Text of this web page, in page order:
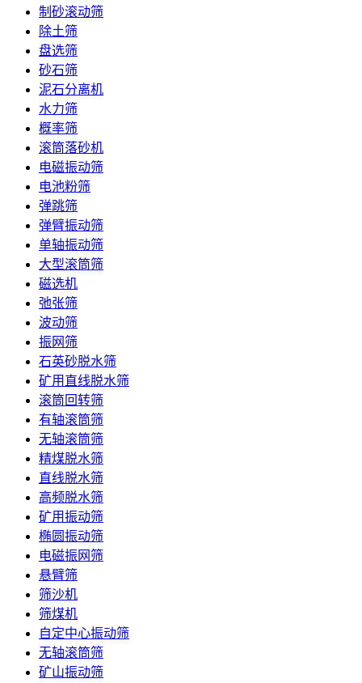
制砂滚动筛
除土筛
盘选筛
砂石筛
泥石分离机
水力筛
概率筛
滚筒落砂机
电磁振动筛
电池粉筛
弹跳筛
弹臂振动筛
单轴振动筛
大型滚筒筛
磁选机
弛张筛
波动筛
振网筛
石英砂脱水筛
矿用直线脱水筛
滚筒回转筛
有轴滚筒筛
无轴滚筒筛
精煤脱水筛
直线脱水筛
高频脱水筛
矿用振动筛
椭圆振动筛
电磁振网筛
悬臂筛
筛沙机
筛煤机
自定中心振动筛
无轴滚筒筛
矿山振动筛